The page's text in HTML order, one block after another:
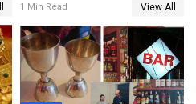
കുട്ടികൾക്കൊപ്പം
കളിക്കുന്നതിനിടെ
1 Min Read View All